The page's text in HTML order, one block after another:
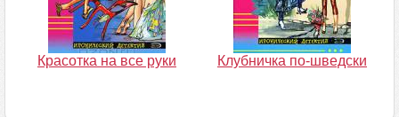
Красотка на все руки Клубничка по-шведски